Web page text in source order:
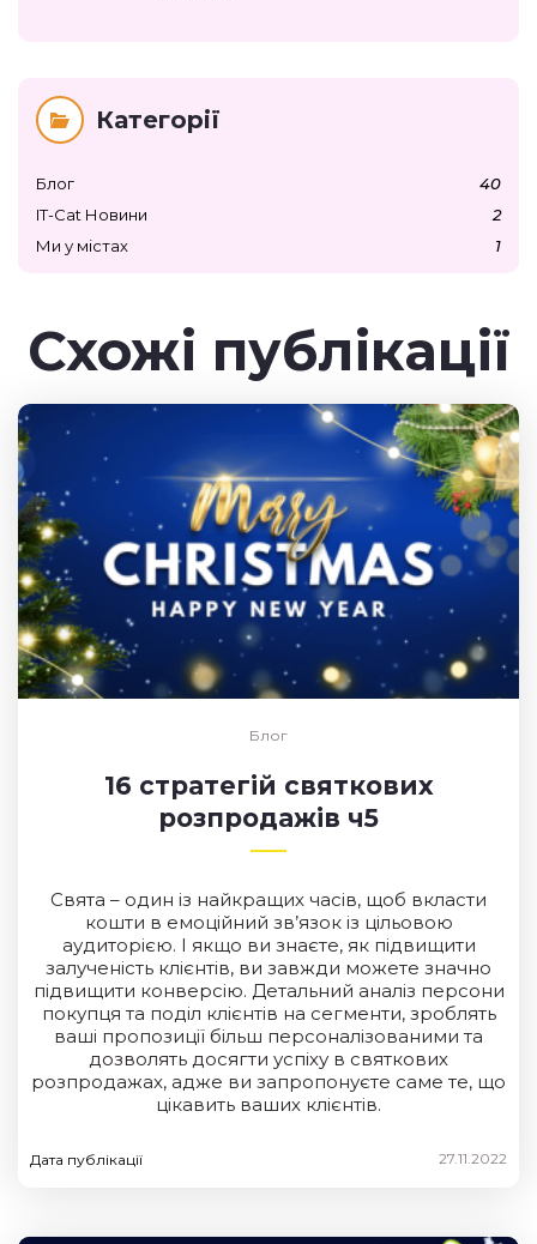
Категорії
Блог
40
IT-Cat Новини
2
Ми у містах
1
Схожі публікації
Блог
16 стратегій святкових
розпродажів ч5
Свята – один із найкращих часів, щоб вкласти
кошти в емоційний зв’язок із цільовою
аудиторією. І якщо ви знаєте, як підвищити
залученість клієнтів, ви завжди можете значно
підвищити конверсію. Детальний аналіз персони
покупця та поділ клієнтів на сегменти, зроблять
ваші пропозиції більш персоналізованими та
дозволять досягти успіху в святкових
розпродажах, адже ви запропонуєте саме те, що
цікавить ваших клієнтів.
Дата публікації 27.11.2022